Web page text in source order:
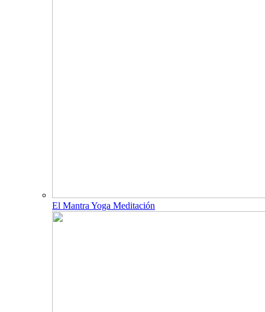
El Mantra Yoga Meditación